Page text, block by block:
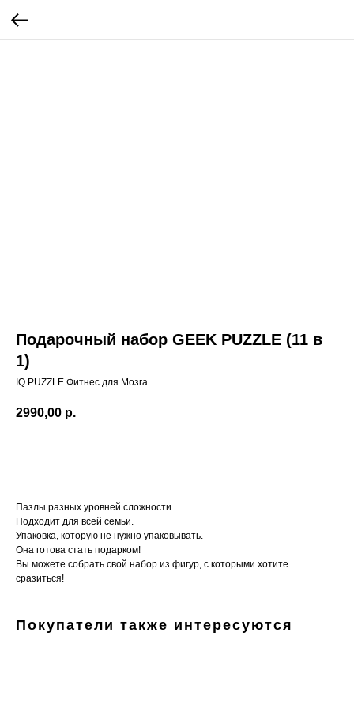
Подарочный набор GEEK PUZZLE (11 в
1)
IQ PUZZLE Фитнес для Мозга
2990,00 р.
Пазлы разных уровней сложности.
Подходит для всей семьи.
Упаковка, которую не нужно упаковывать.
Она готова стать подарком!
Вы можете собрать свой набор из фигур, с которыми хотите
сразиться!
Покупатели также интересуются